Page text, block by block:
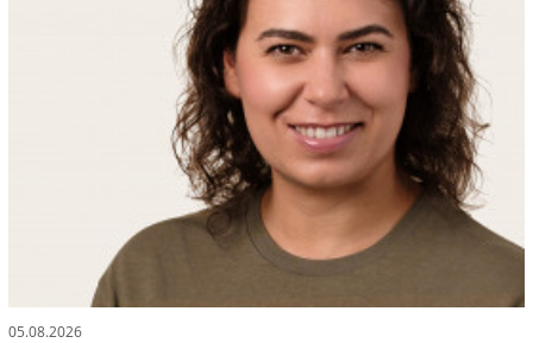
05.08.2026